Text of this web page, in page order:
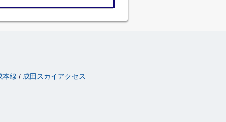
本線 成田スカイアクセス